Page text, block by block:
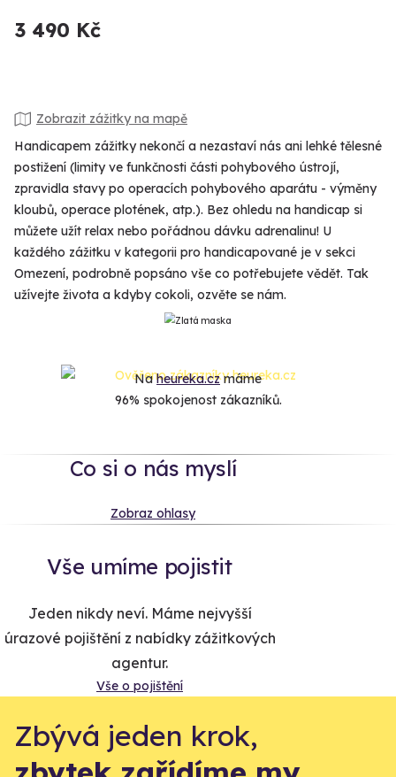
3 490 Kč
Zobrazit zážitky na mapě
Handicapem zážitky nekončí a nezastaví nás ani lehké tělesné
postižení (limity ve funkčnosti části pohybového ústrojí,
zpravidla stavy po operacích pohybového aparátu - výměny
kloubů, operace plotének, atp.). Bez ohledu na handicap si
můžete užít relax nebo pořádnou dávku adrenalinu! U
každého zážitku v kategorii pro handicapované je v sekci
Omezení, podrobně popsáno vše co potřebujete vědět. Tak
užívejte života a kdyby cokoli, ozvěte se nám.
Naheureka.czmáme
96% spokojenost zákazníků.
Co si o nás myslí
Zobraz ohlasy
Vše umíme pojistit
Jeden nikdy neví. Máme nejvyšší
úrazové pojištění z nabídky zážitkových
agentur.
Vše o pojištění
Zbývá jeden krok,